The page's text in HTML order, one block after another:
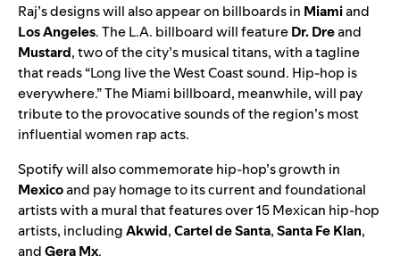
Raj’s designs will also appear on billboards in Miamiand
Los Angeles. The L.A. billboard will featureDr. Dreand
Mustard, two of the city’s musical titans, with a tagline
that reads “Long live the West Coast sound. Hip-hop is
everywhere.” The Miami billboard, meanwhile, will pay
tribute to the provocative sounds of the region’s most
influential women rap acts.
Spotify will also commemorate hip-hop’s growth in
Mexicoand pay homage to its current and foundational
artists with a mural that features over 15 Mexican hip-hop
artists, includingAkwid,Cartel de Santa,Santa Fe Klan,
andGera Mx.